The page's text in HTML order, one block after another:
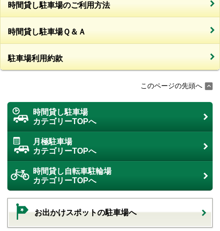
時間貸し駐車場のご利用方法
時間貸し駐車場Ｑ＆Ａ
駐車場利用約款
このページの先頭へ
時間貸し駐車場
カテゴリーTOPへ
月極駐車場
カテゴリーTOPへ
時間貸し自転車駐輪場
カテゴリーTOPへ
お出かけスポットの駐車場へ